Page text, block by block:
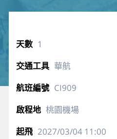
1
華航
CI909
桃園機場
2027/03/0411:00